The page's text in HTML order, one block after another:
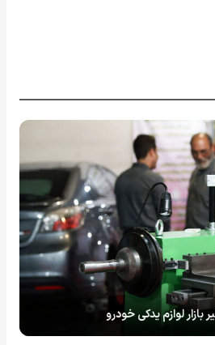
لوازم یدکی خودرو